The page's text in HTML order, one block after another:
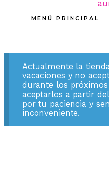
MENÚ PRINCIPAL
Actualmente la
vacaciones y no
durante los próximos
aceptarlos a partir
por tu paciencia y
inconveniente.